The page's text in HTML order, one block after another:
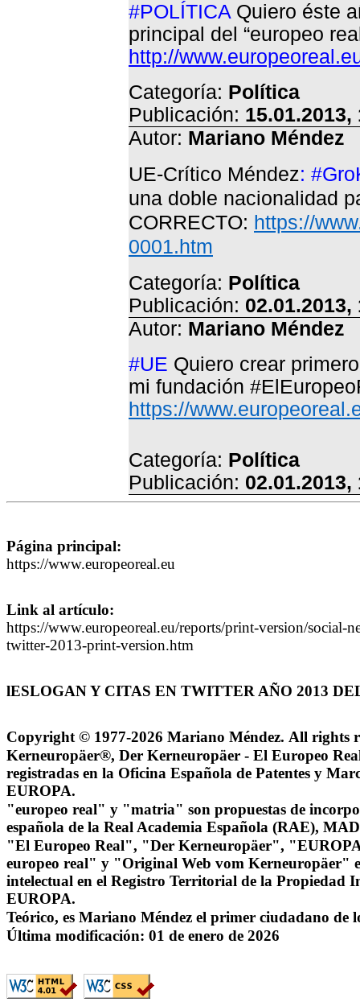
#POLÍTICA Quiero éste
principal del “europeo
http://
Categoría: Política
Publicación: 15.01.2013,
Autor: Mariano Méndez
UE-Crítico Méndez:
una doble nacionalidad
CORRECTO: https://
0001.htm
Categoría: Política
Publicación: 02.01.2013,
Autor: Mariano Méndez
#UE Quiero crear
mi fundación
https://
Categoría: Política
Publicación: 02.01.2013,
Página principal:
https://www.europeoreal.eu
Link al artículo:
https://www.europeoreal.eu/reports/print-version/social-
twitter-2013-print-version.htm
lESLOGAN Y CITAS EN TWITTER AÑO 2013
Copyright © 1977-2026 Mariano Méndez. All rights
Kerneuropäer®, Der Kerneuropäer - El Europeo
registradas en la Oficina Española de Patentes y
EUROPA.
"europeo real" y "matria" son propuestas de
española de la Real Academia Española (RAE),
"El Europeo Real", "Der Kerneuropäer",
europeo real" y "Original Web vom Kerneuropäer"
intelectual en el Registro Territorial de la Propiedad
EUROPA.
Teórico, es Mariano Méndez el primer ciudadano de
Última modificación: 01 de enero de 2026